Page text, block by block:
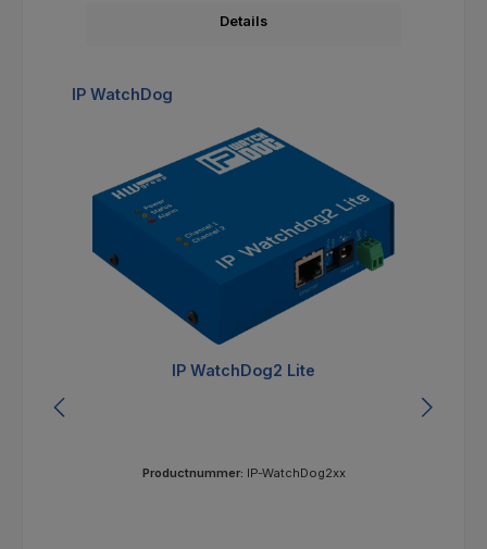
Details
Productgalerij overslaan
IP WatchDog
IP WatchDog2 Lite
Productnummer: IP-WatchDog2xx